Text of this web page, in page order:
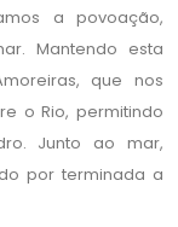
a povoação,
Mantendo esta
que nos
o Rio, permitindo
Junto ao mar,
por terminada a